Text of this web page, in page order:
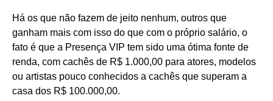
Há os que não fazem de jeito nenhum, outros que
ganham mais com isso do que com o próprio salário, o
fato é que a Presença VIP tem sido uma ótima fonte de
renda, com cachês de R$ 1.000,00 para atores, modelos
ou artistas pouco conhecidos a cachês que superam a
casa dos R$ 100.000,00.